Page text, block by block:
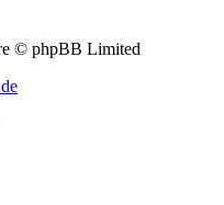
© phpBB Limited